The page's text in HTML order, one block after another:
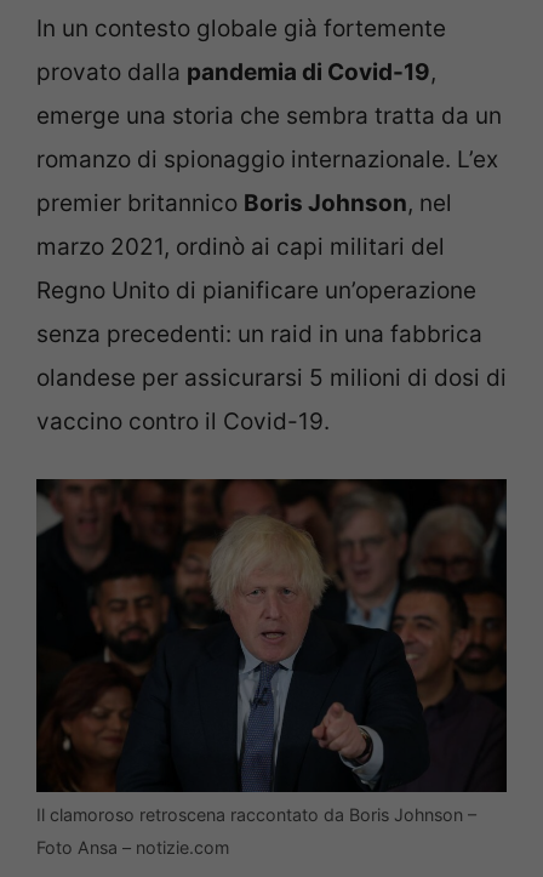
In un contesto globale già fortemente
provato dalla pandemia di Covid-19,
emerge una storia che sembra tratta da un
romanzo di spionaggio internazionale. L’ex
premier britannico Boris Johnson, nel
marzo 2021, ordinò ai capi militari del
Regno Unito di pianificare un’operazione
senza precedenti: un raid in una fabbrica
olandese per assicurarsi 5 milioni di dosi di
vaccino contro il Covid-19.
Il clamoroso retroscena raccontato da Boris Johnson –
Foto Ansa – notizie.com